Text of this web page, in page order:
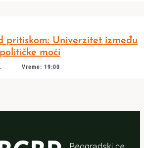
pritiskom: Univerzitet između
moći
Vreme: 19:00